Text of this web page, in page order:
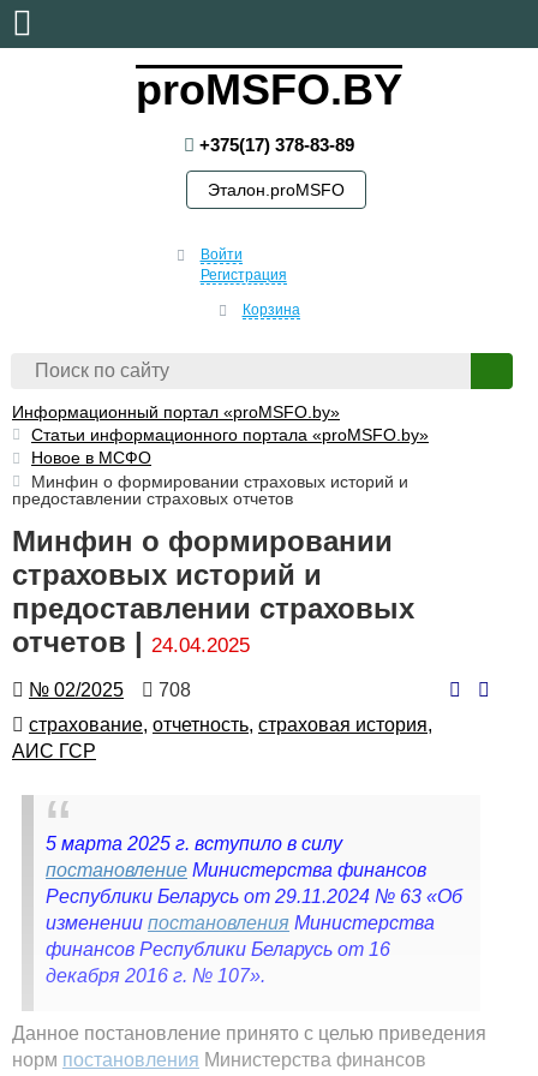
proMSFO.BY
+375(17) 378-83-89
Эталон.proMSFO
Войти
Регистрация
Корзина
Информационный портал «proMSFO.by»
Статьи информационного портала «proMSFO.by»
Новое в МСФО
Минфин о формировании страховых историй и
предоставлении страховых отчетов
Минфин о формировании
страховых историй и
предоставлении страховых
отчетов | 24.04.2025
Номер
№ 02/2025
Количество
708
Автор
страхование, отчетность, страховая история,
АИС ГСР
5 марта 2025 г. вступило в силу
постановление Министерства финансов
Республики Беларусь от 29.11.2024 № 63 «Об
изменении постановления Министерства
финансов Республики Беларусь от 16
декабря 2016 г. № 107».
Данное постановление принято с целью приведения
норм постановления Министерства финансов